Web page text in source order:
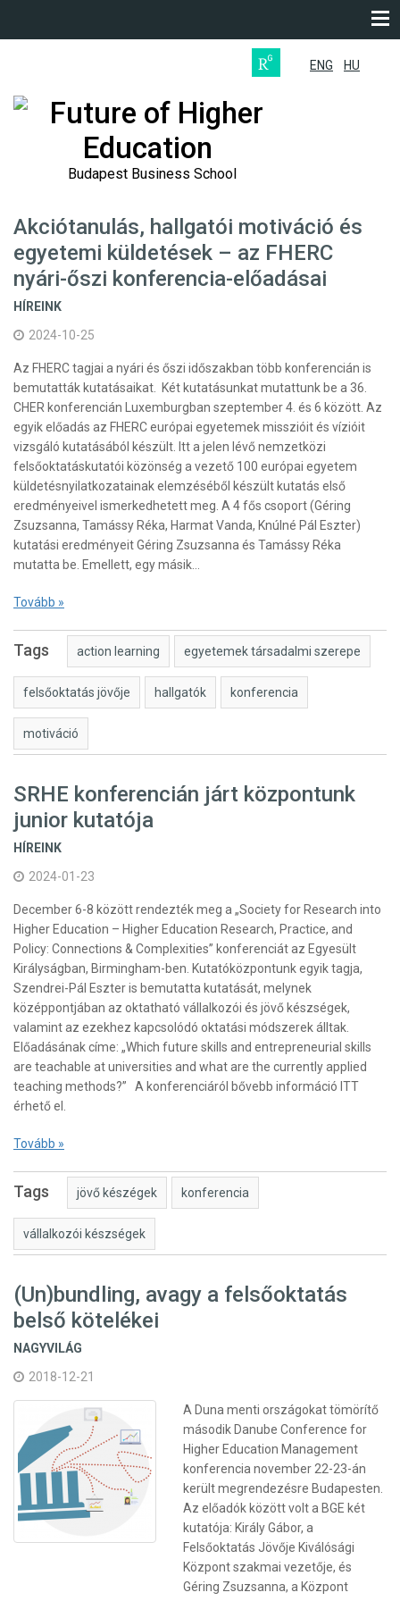
ENG HU
Future of Higher
Education
Budapest Business School
Akciótanulás, hallgatói motiváció és
egyetemi küldetések – az FHERC
nyári-őszi konferencia-előadásai
HÍREINK
2024-10-25
Az FHERC tagjai a nyári és őszi időszakban több konferencián is
bemutatták kutatásaikat. Két kutatásunkat mutattunk be a 36.
CHER konferencián Luxemburgban szeptember 4. és 6 között. Az
egyik előadás az FHERC európai egyetemek misszióit és vízióit
vizsgáló kutatásából készült. Itt a jelen lévő nemzetközi
felsőoktatáskutatói közönség a vezető 100 európai egyetem
küldetésnyilatkozatainak elemzéséből készült kutatás első
eredményeivel ismerkedhetett meg. A 4 fős csoport (Géring
Zsuzsanna, Tamássy Réka, Harmat Vanda, Knúlné Pál Eszter)
kutatási eredményeit Géring Zsuzsanna és Tamássy Réka
mutatta be. Emellett, egy másik…
Tovább »
Tags action learning egyetemek társadalmi szerepe
felsőoktatás jövője hallgatók konferencia
motiváció
SRHE konferencián járt központunk
junior kutatója
HÍREINK
2024-01-23
December 6-8 között rendezték meg a „Society for Research into
Higher Education – Higher Education Research, Practice, and
Policy: Connections & Complexities” konferenciát az Egyesült
Királyságban, Birmingham-ben. Kutatóközpontunk egyik tagja,
Szendrei-Pál Eszter is bemutatta kutatását, melynek
középpontjában az oktatható vállalkozói és jövő készségek,
valamint az ezekhez kapcsolódó oktatási módszerek álltak.
Előadásának címe: „Which future skills and entrepreneurial skills
are teachable at universities and what are the currently applied
teaching methods?” A konferenciáról bővebb információ ITT
érhető el.
Tovább »
Tags jövő készégek konferencia
vállalkozói készségek
(Un)bundling, avagy a felsőoktatás
belső kötelékei
NAGYVILÁG
2018-12-21
A Duna menti országokat tömörítő
második Danube Conference for
Higher Education Management
konferencia november 22-23-án
került megrendezésre Budapesten.
Az előadók között volt a BGE két
kutatója: Király Gábor, a
Felsőoktatás Jövője Kiválósági
Központ szakmai vezetője, és
Géring Zsuzsanna, a Központ